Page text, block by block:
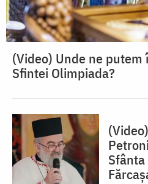
(Video) Unde ne
Sfintei Olimpiada?